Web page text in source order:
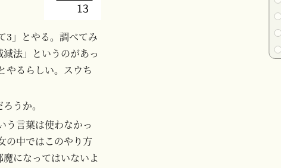
3」とやる。調べてみ
法」というのがあっ
やるらしい。スウち
うか。
う言葉は使わなかっ
の中ではこのやり方
になってはいないよ